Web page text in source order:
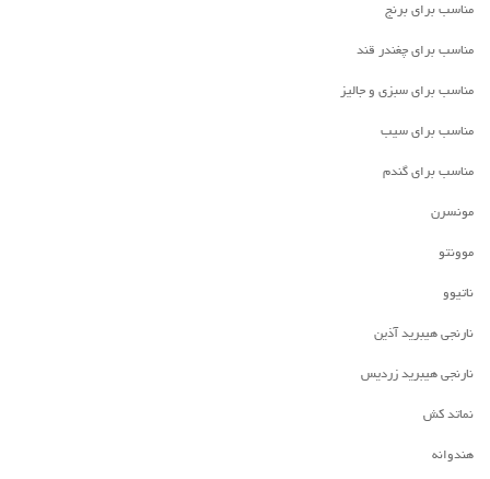
مناسب برای برنج
مناسب برای چغندر قند
مناسب برای سبزی و جالیز
مناسب برای سیب
مناسب برای گندم
مونسرن
موونتو
ناتیوو
نارنجی هیبرید آذین
نارنجی هیبرید زردیس
نماتد کش
هندوانه